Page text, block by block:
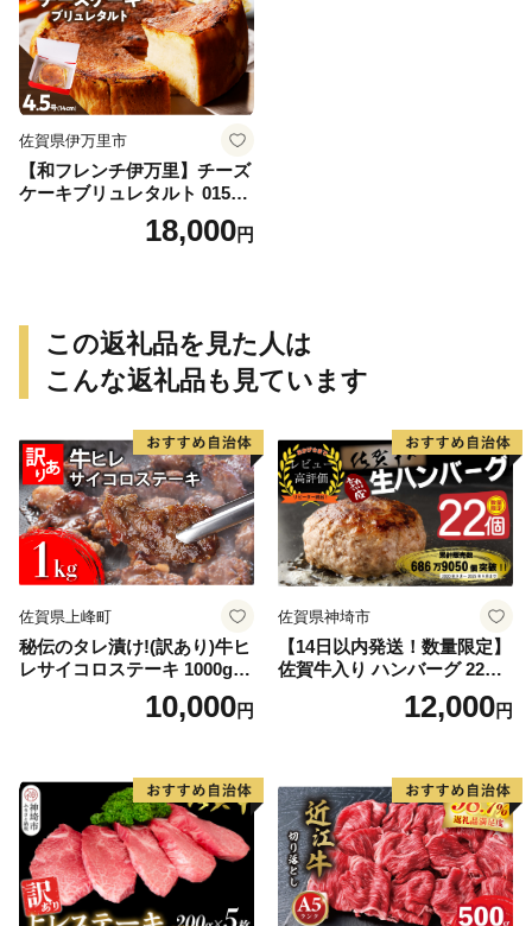
佐賀県伊万里市
【和フレンチ伊万里】チーズ
ケーキブリュレタルト 015-F
18,000円
この返礼品を見た人は
こんな返礼品も見ています
佐賀県上峰町
秘伝のタレ漬け!(訳あり)牛ヒ
レサイコロステーキ 1000g
10,000円
佐賀県神埼市
【14日以内発送！数量限定】
佐賀牛入り ハンバーグ 22個
2.6kg(120g×22個)【佐賀牛
黒毛和牛 ブランド牛 九州 ハ
気】(H083106)
12,000円